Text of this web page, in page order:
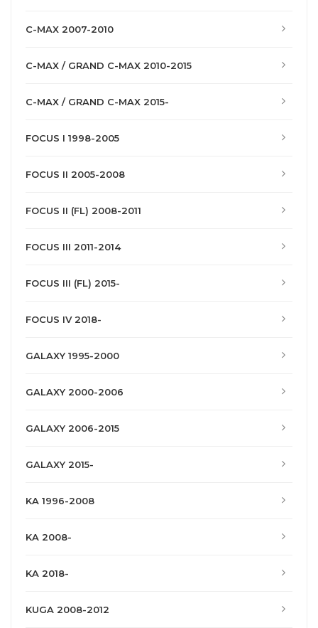
C-MAX 2007-2010
C-MAX / GRAND C-MAX 2010-2015
C-MAX / GRAND C-MAX 2015-
FOCUS I 1998-2005
FOCUS II 2005-2008
FOCUS II (FL) 2008-2011
FOCUS III 2011-2014
FOCUS III (FL) 2015-
FOCUS IV 2018-
GALAXY 1995-2000
GALAXY 2000-2006
GALAXY 2006-2015
GALAXY 2015-
KA 1996-2008
KA 2008-
KA 2018-
KUGA 2008-2012